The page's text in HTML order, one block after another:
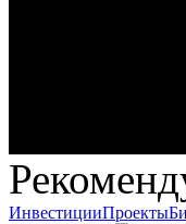
ИнвестицииПроекты